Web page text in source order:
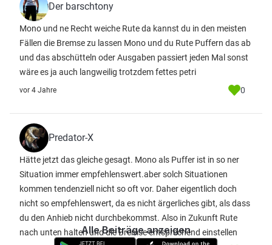
Der barschtony
Mono und ne Recht weiche Rute da kannst du in den meisten
Fällen die Bremse zu lassen Mono und du Rute Puffern das ab
und das abschütteln oder Ausgaben passiert jeden Mal sonst
wäre es ja auch langweilig trotzdem fettes petri
vor 4 Jahre 0
Predator-X
Hätte jetzt das gleiche gesagt. Mono als Puffer ist in so ner
Situation immer empfehlenswert.aber solch Situationen
kommen tendenziell nicht so oft vor. Daher eigentlich doch
nicht so empfehlenswert, da es nicht ärgerliches gibt, als dass
du den Anhieb nicht durchbekommst. Also in Zukunft Rute
nach unten halten und die Bremse entsprechend einstellen
Alle Beiträge anzeigen